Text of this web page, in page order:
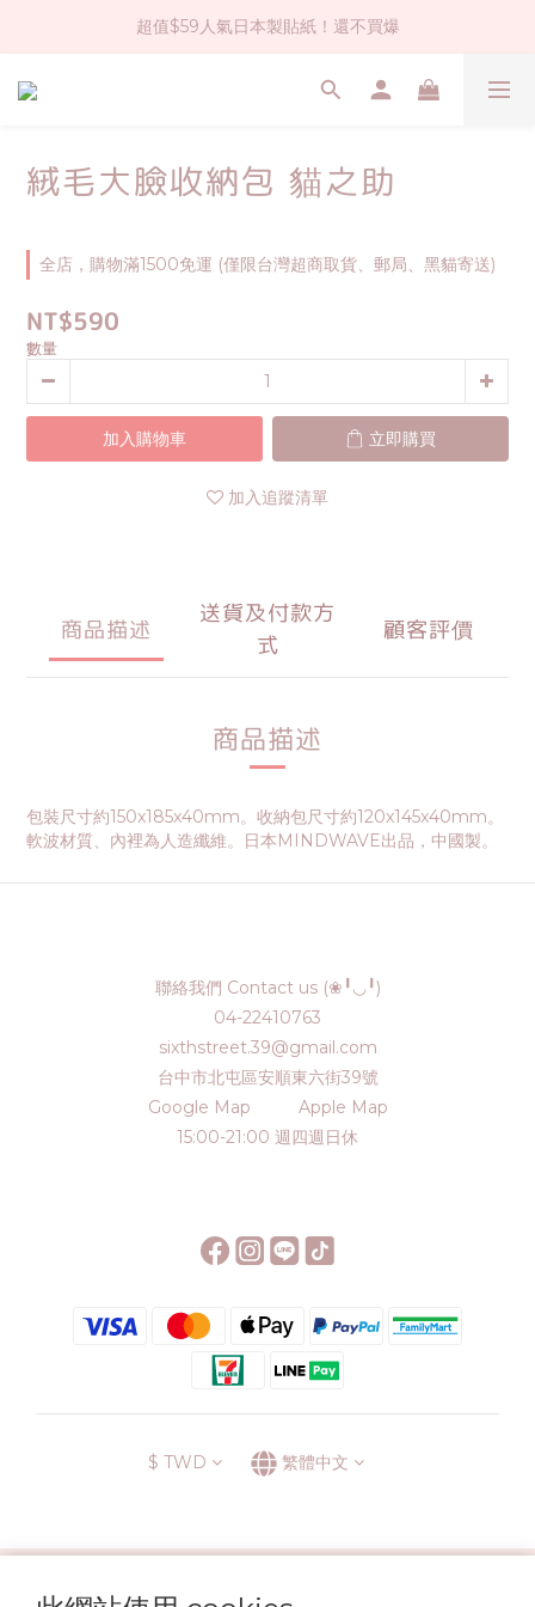
社群大人氣！各種有趣的打洞器
超值$59人氣日本製貼紙！還不買爆
全店$1500免運(台灣地區)
絨毛大臉收納包 貓之助
全店，購物滿1500免運 (僅限台灣超商取貨、郵局、黑貓寄送)
NT$590
數量
加入購物車 立即購買
加入追蹤清單
商品描述
送貨及付款方
式
顧客評價
商品描述
包裝尺寸約150x185x40mm。收納包尺寸約120x145x40mm。
軟波材質、內裡為人造纖維。日本MINDWAVE出品，中國製。
聯絡我們 Contact us (❀╹◡╹)
04-22410763
sixthstreet.39@gmail.com
台中市北屯區安順東六街39號
Google Map
Apple Map
15:00-21:00 週四週日休
$ TWD 繁體中文